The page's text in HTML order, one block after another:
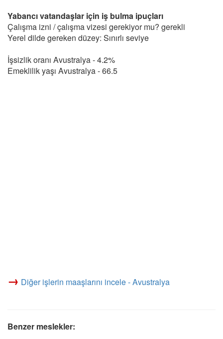
Yabancı vatandaşlar için iş bulma ipuçları
Çalışma izni / çalışma vizesi gerekiyor mu? gerekli
Yerel dilde gereken düzey: Sınırlı seviye
İşsizlik oranı Avustralya - 4.2%
Emeklilik yaşı Avustralya - 66.5
→ Diğer işlerin maaşlarını incele - Avustralya
Benzer meslekler: